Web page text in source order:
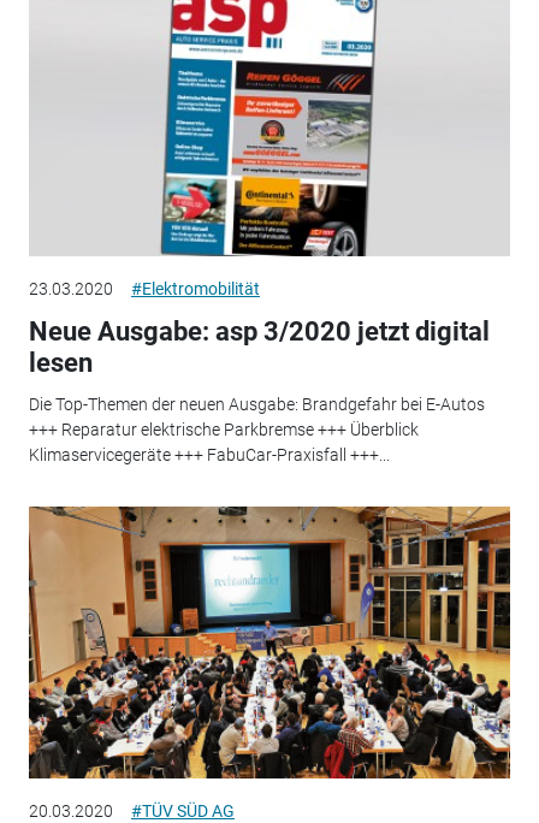
23.03.2020 #Elektromobilität
Neue Ausgabe: asp 3/2020 jetzt digital
lesen
Die Top-Themen der neuen Ausgabe: Brandgefahr bei E-Autos
+++ Reparatur elektrische Parkbremse +++ Überblick
Klimaservicegeräte +++ FabuCar-Praxisfall +++...
20.03.2020 #TÜV SÜD AG